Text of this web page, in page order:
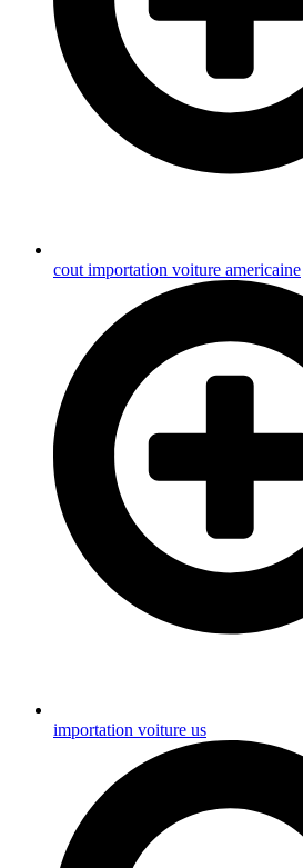
cout importation voiture americaine
importation voiture us